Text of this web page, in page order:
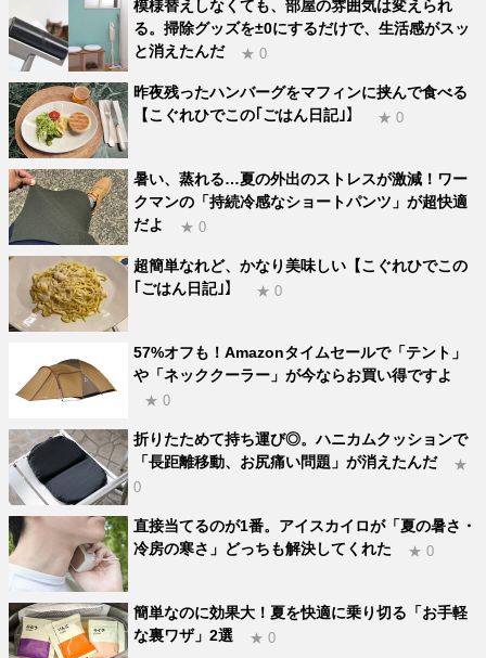
模様替えしなくても、部屋の雰囲気は変えられ
る。掃除グッズを±0にするだけで、生活感がスッ
と消えたんだ
★ 0
昨夜残ったハンバーグをマフィンに挟んで食べる
【こぐれひでこの｢ごはん日記｣】
★ 0
暑い、蒸れる…夏の外出のストレスが激減！ワー
クマンの「持続冷感なショートパンツ」が超快適
だよ
★ 0
超簡単なれど、かなり美味しい【こぐれひでこの
｢ごはん日記｣】
★ 0
57%オフも！Amazonタイムセールで「テント」
や「ネッククーラー」が今ならお買い得ですよ
★ 0
折りたためて持ち運び◎。ハニカムクッションで
「長距離移動、お尻痛い問題」が消えたんだ
★
0
直接当てるのが1番。アイスカイロが「夏の暑さ・
冷房の寒さ」どっちも解決してくれた
★ 0
簡単なのに効果大！夏を快適に乗り切る「お手軽
な裏ワザ」2選
★ 0